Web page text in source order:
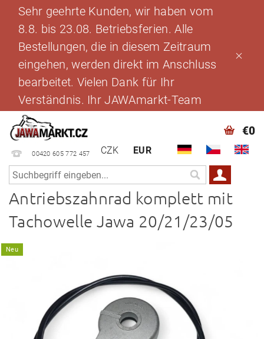
Sehr geehrte Kunden, wir haben vom
8.8. bis 23.08. Betriebsferien. Alle
Bestellungen, die in diesem Zeitraum
eingehen, werden direkt im Anschluss
bearbeitet. Vielen Dank für Ihr
Verständnis. Ihr JAWAmarkt-Team
00420 605 772 457 CZK EUR
€0
Antriebszahnrad komplett mit
Tachowelle Jawa 20/21/23/05
Neu